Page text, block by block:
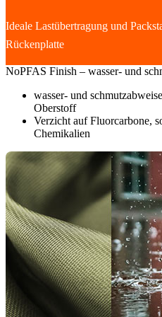
Ideale Lastübertragung und
Rückenplatte
NoPFAS Finish – wasser- und
wasser- und
Oberstoff
Verzicht auf Fluorcarbone,
Chemikalien